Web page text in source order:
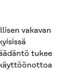
vakavan
tukee